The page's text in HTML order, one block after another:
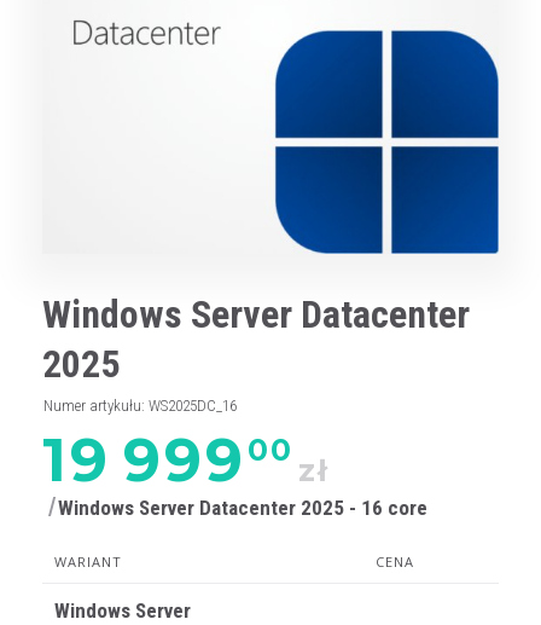
Windows Server Datacenter
2025
Numer artykułu: WS2025DC_16
19 999 00
zł
Windows Server Datacenter 2025 - 16 core
WARIANT CENA
Windows Server